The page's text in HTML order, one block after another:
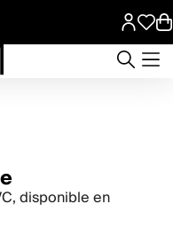
disponible en